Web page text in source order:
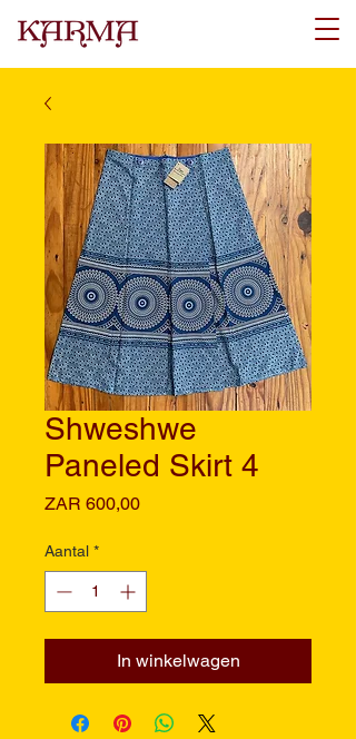
Shweshwe
Paneled Skirt 4
ZAR 600,00Prijs
Aantal *
In winkelwagen